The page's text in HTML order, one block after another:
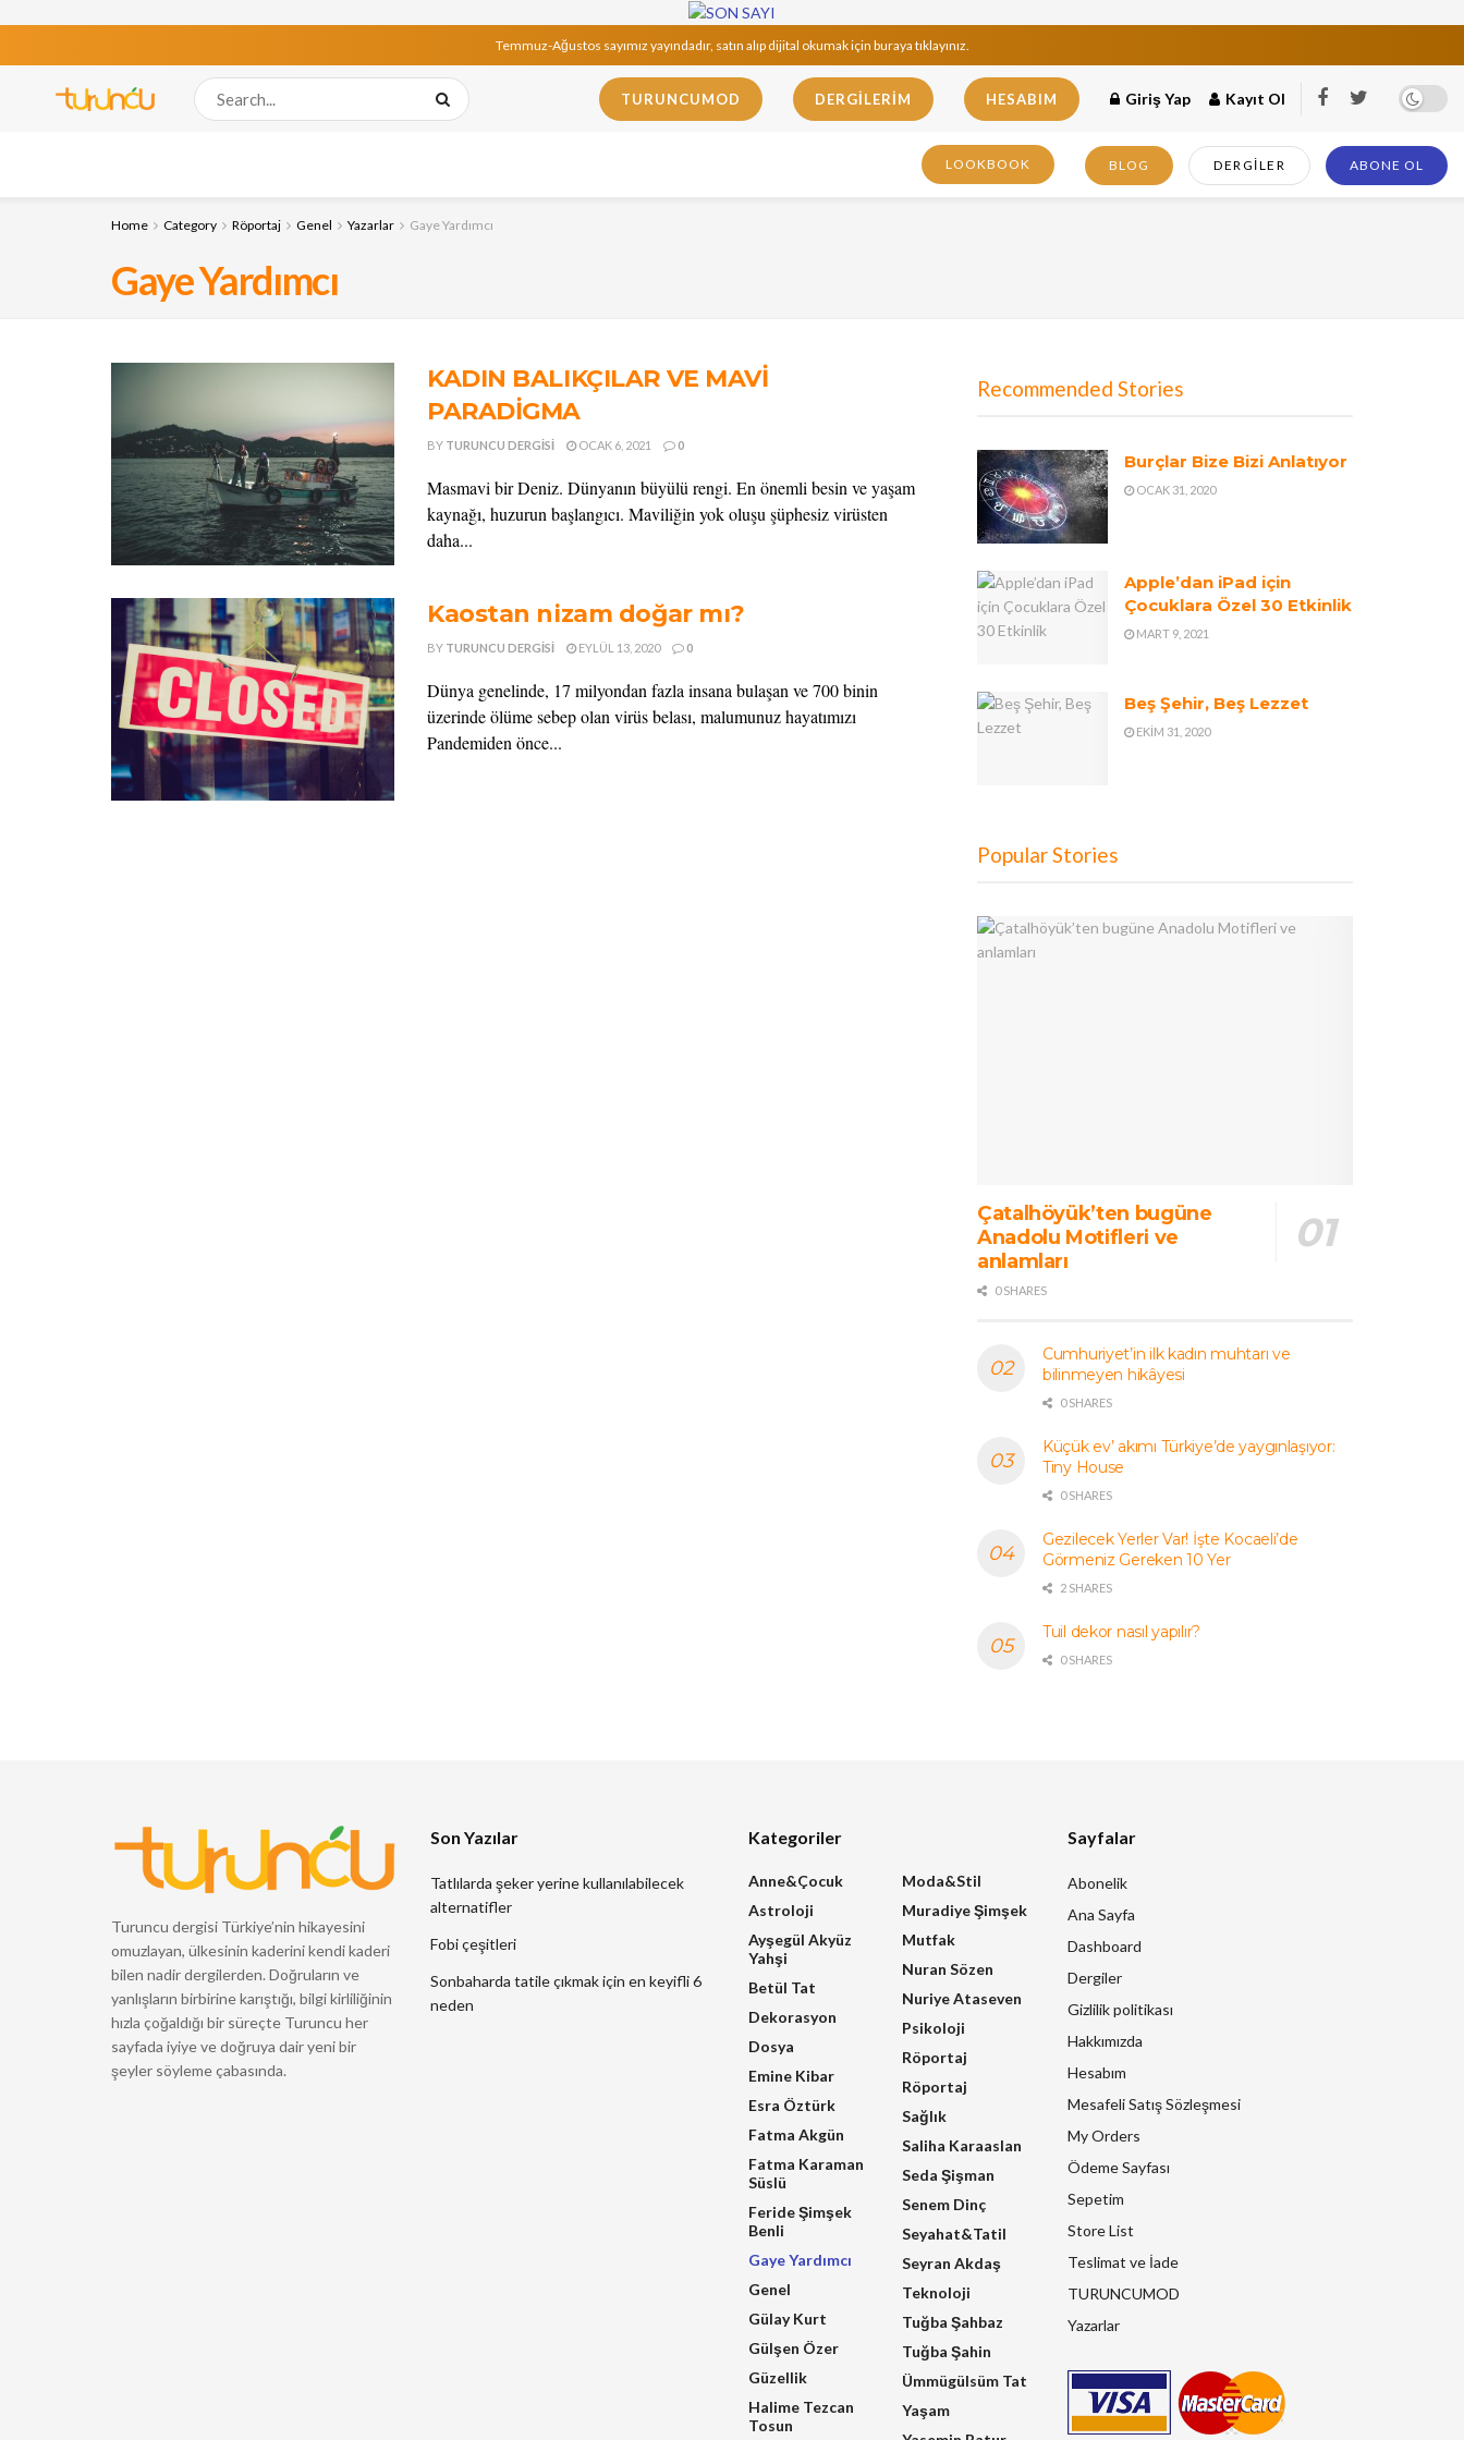
Temmuz-Ağustos sayımız yayındadır, satın alıp dijital okumak için buraya tıklayınız.
TURUNCUMOD DERGILERIM HESABIM Giriş Yap Kayıt Ol
LOOKBOOK BLOG DERGILER ABONE OL
Home Category Röportaj Genel Yazarlar Gaye Yardımcı
Gaye Yardımcı
KADIN BALIKÇILAR VE MAVİ
PARADİGMA
BY TURUNCU DERGISI OCAK 6, 2021 0
Masmavi bir Deniz. Dünyanın büyülü rengi. En önemli besin ve yaşam
kaynağı, huzurun başlangıcı. Maviliğin yok oluşu şüphesiz virüsten
daha...
Kaostan nizam doğar mı?
BY TURUNCU DERGISI EYLÜL 13, 2020 0
Dünya genelinde, 17 milyondan fazla insana bulaşan ve 700 binin
üzerinde ölüme sebep olan virüs belası, malumunuz hayatımızı
Pandemiden önce...
Recommended Stories
Burçlar Bize Bizi Anlatıyor
OCAK 31, 2020
Apple’dan iPad için
Çocuklara Özel 30 Etkinlik
MART 9, 2021
Beş Şehir, Beş Lezzet
EKIM 31, 2020
Popular Stories
Çatalhöyük’ten bugüne
Anadolu Motifleri ve
anlamları
0 SHARES
Cumhuriyet’in ilk kadın muhtarı ve
bilinmeyen hikâyesi
0 SHARES
Küçük ev’ akımı Türkiye’de yaygınlaşıyor:
Tiny House
0 SHARES
Gezilecek Yerler Var! İşte Kocaeli’de
Görmeniz Gereken 10 Yer
2 SHARES
Tuil dekor nasıl yapılır?
0 SHARES
Turuncu dergisi Türkiye’nin hikayesini
omuzlayan, ülkesinin kaderini kendi kaderi
bilen nadir dergilerden. Doğruların ve
yanlışların birbirine karıştığı, bilgi kirliliğinin
hızla çoğaldığı bir süreçte Turuncu her
sayfada iyiye ve doğruya dair yeni bir
şeyler söyleme çabasında.
Son Yazılar
Tatlılarda şeker yerine kullanılabilecek
alternatifler
Fobi çeşitleri
Sonbaharda tatile çıkmak için en keyifli 6
neden
Kategoriler
Anne&Çocuk
Astroloji
Ayşegül Akyüz
Yahşi
Betül Tat
Dekorasyon
Dosya
Emine Kibar
Esra Öztürk
Fatma Akgün
Fatma Karaman
Süslü
Feride Şimşek
Benli
Gaye Yardımcı
Genel
Gülay Kurt
Gülşen Özer
Güzellik
Halime Tezcan
Tosun
Moda&Stil
Muradiye Şimşek
Mutfak
Nuran Sözen
Nuriye Ataseven
Psikoloji
Röportaj
Röportaj
Sağlık
Saliha Karaaslan
Seda Şişman
Senem Dinç
Seyahat&Tatil
Seyran Akdaş
Teknoloji
Tuğba Şahbaz
Tuğba Şahin
Ümmügülsüm Tat
Yaşam
Sayfalar
Abonelik
Ana Sayfa
Dashboard
Dergiler
Gizlilik politikası
Hakkımızda
Hesabım
Mesafeli Satış Sözleşmesi
My Orders
Ödeme Sayfası
Sepetim
Store List
Teslimat ve İade
TURUNCUMOD
Yazarlar